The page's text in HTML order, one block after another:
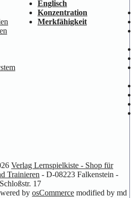
Englisch
Konzentration
Merkfähigkeit
Verlag Lernspielkiste - Shop für
Trainieren - D-08223 Falkenstein -
Schloßstr. 17
by osCommerce modified by md